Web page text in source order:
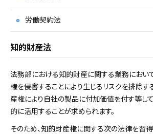
労働契約法
知的財産法
法務部における知的財産に関する業務におい
権を侵害することにより生じるリスクを排除す
産権により自社の製品に付加価値を付す等し
的に活用することが求められます。
そのため、知的財産権に関する次の法律を習